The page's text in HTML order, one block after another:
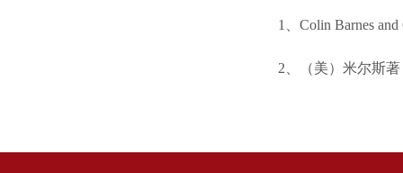
1、Colin Barnes
2、（美）米尔斯